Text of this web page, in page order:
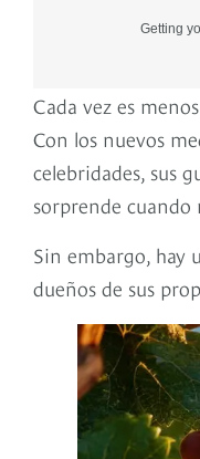
Getting
Cada vez es
Con los nuevos
celebridades, sus
sorprende cuando
Sin embargo, hay
dueños de sus